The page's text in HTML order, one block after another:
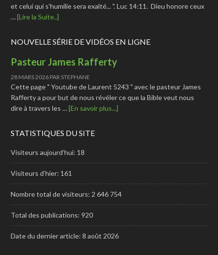
et celui qui s’humilie sera exalté... ". Luc 14:11. Dieu honore ceux
…[Lire la Suite..]
NOUVELLE SÉRIE DE VIDÉOS EN LIGNE
Pasteur James Rafferty
28 MARS 2026 PAR STEPHANE
Cette page " Youtube de Laurent 5243 " avec le pasteur James
Rafferty a pour but de nous révéler ce que la Bible veut nous
dire à travers les …[En savoir plus...]
STATISTIQUES DU SITE
Visiteurs aujourd’hui: 18
Visiteurs d’hier: 161
Nombre total de visiteurs: 2 646 754
Total des publications:920
Date du dernier article:8 août 2026